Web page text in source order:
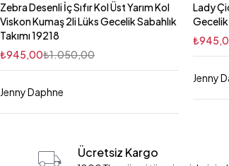
Zebra Desenli İç Sıfır Kol Üst Yarım Kol
Viskon Kumaş 2li Lüks Gecelik Sabahlık
Takımı 19218
₺1.050,00
₺945,00
Jenny Daphne
Lady
Gecelik
₺
Jenny
Ücretsiz Kargo